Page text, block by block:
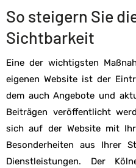
So steigern Sie
Sichtbarkeit
Eine der wichtigsten
eigenen Website ist der
dem auch Angebote und
Beiträgen veröffentlicht
sich auf der Website mit
Besonderheiten aus Ihrer
Dienstleistungen. Der